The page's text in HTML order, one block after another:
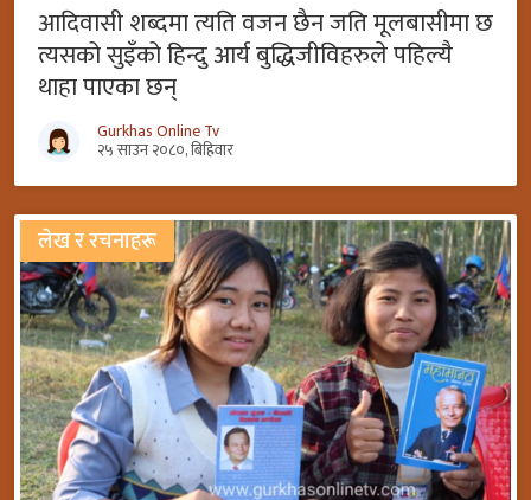
आदिवासी शब्दमा त्यति वजन छैन जति मूलबासीमा छ
त्यसको सुइँको हिन्दु आर्य बुद्धिजीविहरुले पहिल्यै
थाहा पाएका छन्
Gurkhas Online Tv
२५ साउन २०८०, बिहिवार
लेख र रचनाहरू